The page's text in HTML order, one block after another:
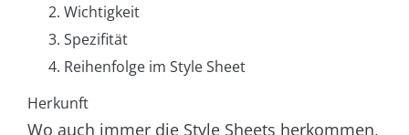
Wichtigkeit
Spezifität
Reihenfolge im Style Sheet
Herkunft
Wo auch immer die Style Sheets herkommen,